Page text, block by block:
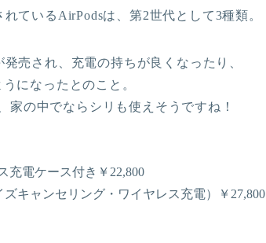
ているAirPodsは、第2世代として3種類。
売され、充電の持ちが良くなったり、
になったとのこと。
家の中でならシリも使えそうですね！
充電ケース付き￥22,800
ズキャンセリング・ワイヤレス充電）￥27,800